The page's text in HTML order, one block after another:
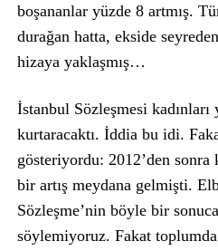
boşananlar yüzde 8 artmış.
durağan hatta, ekside
hizaya yaklaşmış…
İstanbul Sözleşmesi kadınları
kurtaracaktı. İddia bu idi.
gösteriyordu: 2012’den
bir artış meydana gelmişti.
Sözleşme’nin böyle bir
söylemiyoruz. Fakat